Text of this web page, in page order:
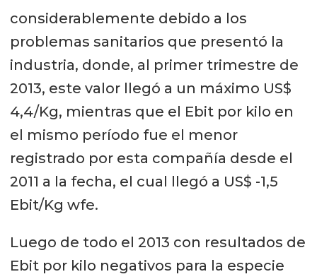
considerablemente debido a los
problemas sanitarios que presentó la
industria, donde, al primer trimestre de
2013, este valor llegó a un máximo US$
4,4/Kg, mientras que el Ebit por kilo en
el mismo período fue el menor
registrado por esta compañía desde el
2011 a la fecha, el cual llegó a US$ -1,5
Ebit/Kg wfe.
Luego de todo el 2013 con resultados de
Ebit por kilo negativos para la especie